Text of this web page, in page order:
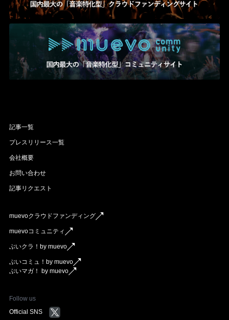
記事一覧
プレスリリース一覧
会社概要
お問い合わせ
記事リクエスト
muevoクラウドファンディング
muevoコミュニティ
ぶいクラ！by muevo
ぶいコミュ！by muevo
ぶいマガ！ by muevo
Follow us
Official SNS